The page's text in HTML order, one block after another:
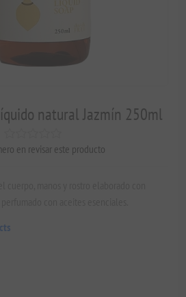
natural Jazmín 250ml
en revisar este producto